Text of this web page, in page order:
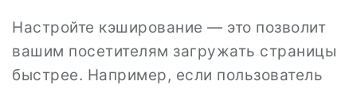
Настройте кэширование — это позволит
вашим посетителям загружать страницы
быстрее. Например, если пользователь